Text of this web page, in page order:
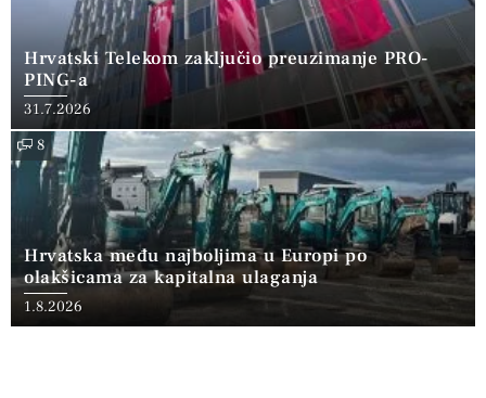
Hrvatski Telekom zaključio preuzimanje PRO-
PING-a
31.7.2026
8
Hrvatska među najboljima u Europi po
olakšicama za kapitalna ulaganja
1.8.2026